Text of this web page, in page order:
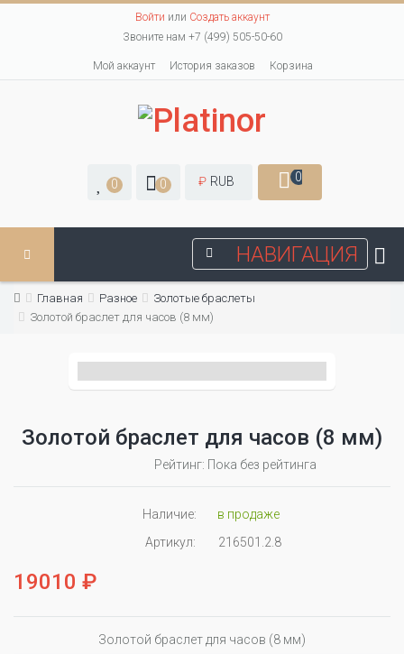
Войти или Создать аккаунт
Звоните нам +7 (499) 505-50-60
Мой аккаунт История заказов Корзина
0 0 ₽ RUB 0
НАВИГАЦИЯ
Главная Разное
Золотые браслеты
Золотой браслет для часов (8 мм)
Золотой браслет для часов (8 мм)
Рейтинг: Пока без рейтинга
Наличие:
в продаже
Артикул:
216501.2.8
19010 ₽
Золотой браслет для часов (8 мм)